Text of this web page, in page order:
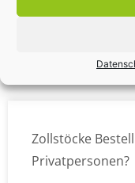
Zollstock
Zollstöcke
Privatpersonen?